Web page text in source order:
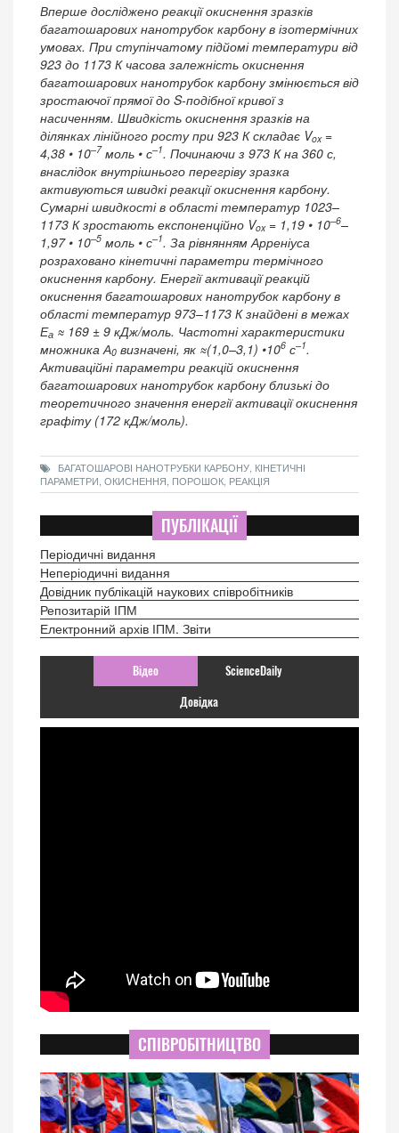
Вперше досліджено реакції окиснення зразків
багатошарових нанотрубок карбону в ізотермічних
умовах. При ступінчатому підйомі температури від
923 до 1173 К часова залежність окиснення
багатошарових нанотрубок карбону змінюється від
зростаючої прямої до S-подібної кривої з
насиченням. Швидкість окиснення зразків на
ділянках лінійного росту при 923 К складає Vox=
4,38 • 10–7моль • с–1. Починаючи з 973 К на 360 с,
внаслідок внутрішнього перегріву зразка
активуються швидкі реакції окиснення карбону.
Сумарні швидкості в області температур 1023–
1173 К зростають експоненційно Vox= 1,19 • 10–6–
1,97 • 10–5 моль • с–1. За рівнянням Арреніуса
розраховано кінетичні параметри термічного
окиснення карбону. Енергії активації реакцій
окиснення багатошарових нанотрубок карбону в
області температур 973–1173 К знайдені в межах
Еа ≈ 169 ± 9 кДж/моль. Частотні характеристики
множника А0 визначені, як ≈(1,0–3,1) •106 с–1.
Активаційні параметри реакцій окиснення
багатошарових нанотрубок карбону близькі до
теоретичного значення енергії активації окиснення
графіту (172 кДж/моль).
БАГАТОШАРОВІ НАНОТРУБКИ КАРБОНУ, КІНЕТИЧНІ
ПАРАМЕТРИ, ОКИСНЕННЯ, ПОРОШОК, РЕАКЦІЯ
ПУБЛІКАЦІЇ
Періодичні видання
Неперіодичні видання
Довідник публікацій наукових співробітників
Репозитарій ІПМ
Електронний архів ІПМ. Звіти
Відео ScienceDaily
Довідка
СПІВРОБІТНИЦТВО